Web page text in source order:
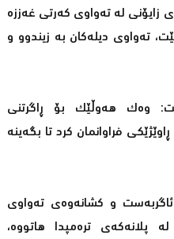
زایۆنی لە تەواوی كەرتی غەززە
تەواوی دیلەكان بە زیندوو و
وەك هەوڵێك بۆ ڕاگرتنی
فراوانمان كرد تا بگەینە
و كشانەوەی تەواوی
پلانەكەی ترەمپدا هاتووە،